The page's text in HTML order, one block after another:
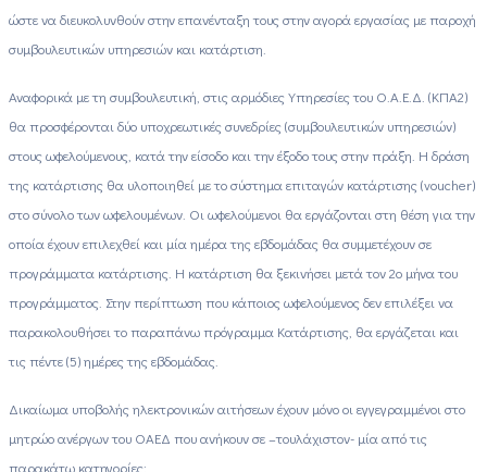
ώστε να διευκολυνθούν στην επανένταξη τους στην αγορά εργασίας με παροχή
συμβουλευτικών υπηρεσιών και κατάρτιση.
Αναφορικά με τη συμβουλευτική, στις αρμόδιες Υπηρεσίες του Ο.Α.Ε.Δ. (ΚΠΑ2)
θα προσφέρονται δύο υποχρεωτικές συνεδρίες (συμβουλευτικών υπηρεσιών)
στους ωφελούμενους, κατά την είσοδο και την έξοδο τους στην πράξη. Η δράση
της κατάρτισης θα υλοποιηθεί με το σύστημα επιταγών κατάρτισης (voucher)
στο σύνολο των ωφελουμένων. Οι ωφελούμενοι θα εργάζονται στη θέση για την
οποία έχουν επιλεχθεί και μία ημέρα της εβδομάδας θα συμμετέχουν σε
προγράμματα κατάρτισης. Η κατάρτιση θα ξεκινήσει μετά τον 2ο μήνα του
προγράμματος. Στην περίπτωση που κάποιος ωφελούμενος δεν επιλέξει να
παρακολουθήσει το παραπάνω πρόγραμμα Κατάρτισης, θα εργάζεται και
τις πέντε (5) ημέρες της εβδομάδας.
Δικαίωμα υποβολής ηλεκτρονικών αιτήσεων έχουν μόνο οι εγγεγραμμένοι στο
μητρώο ανέργων του ΟΑΕΔ που ανήκουν σε –τουλάχιστον- μία από τις
παρακάτω κατηγορίες: